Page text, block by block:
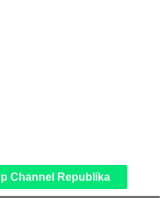
Channel Republika